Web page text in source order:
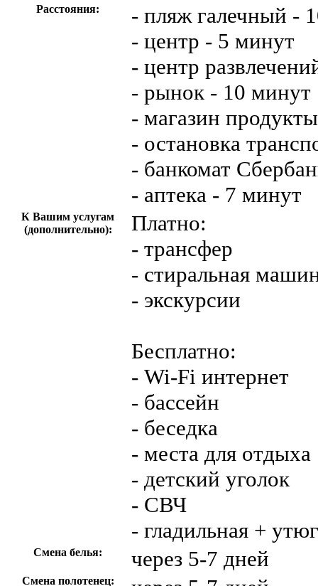
Расстояния:
- пляж галечный -
- центр - 5 минут
- центр
- рынок - 10 минут
- магазин
- остановка
- банкомат
- аптека - 7 минут
К Вашим услугам
(дополнительно):
Платно:
- трансфер
- стиральная
- экскурсии
Бесплатно:
- Wi-Fi интернет
- бассейн
- беседка
- места для отдыха
- детский уголок
- СВЧ
- гладильная + утюг
Смена белья: через 5-7 дней
Смена полотенец: